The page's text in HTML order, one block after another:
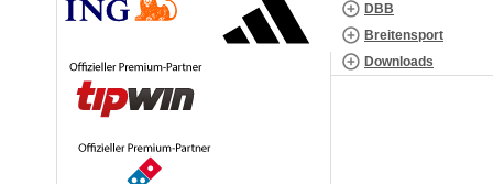
DBB
Breitensport
Downloads